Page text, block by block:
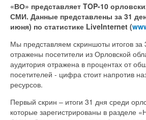
«ВО» представляет TOP-10
СМИ. Данные представлены за 31
июня) по статистике LiveInternet (
Мы представляем скриншоты итогов за
отражены посетители из Орловской
аудитория отражена в процентах от
посетителей - цифра стоит напротив
ресурсов.
Первый скрин – итоги 31 дня среди
которые зарегистрированы в разделе